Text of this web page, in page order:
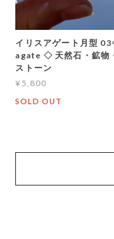
イリスアゲート月型
agate ◇ 天然石・鉱物
ストーン
¥5,800
SOLD OUT